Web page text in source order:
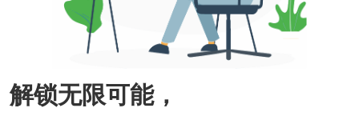
解锁无限可能，